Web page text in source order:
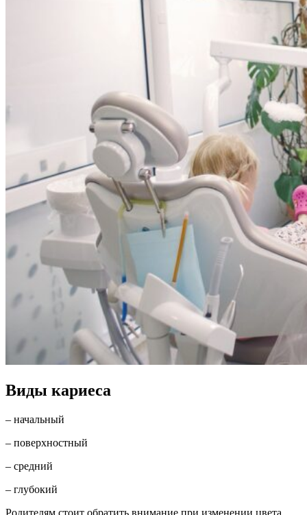
Виды кариеса
– начальный
– поверхностный
– средний
– глубокий
Родителям стоит обратить внимание при изменении цвета